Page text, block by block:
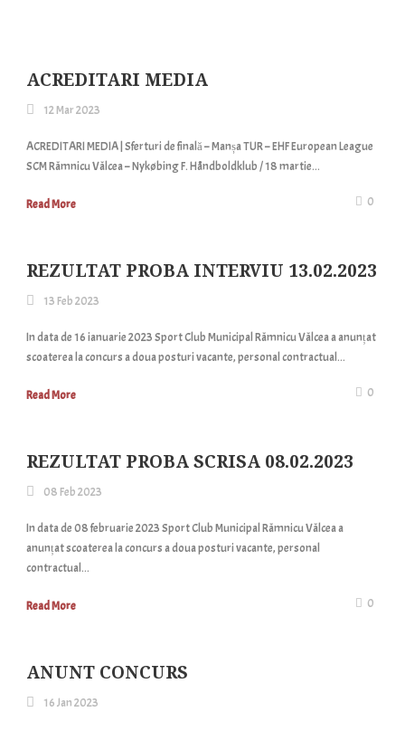
ACREDITARI MEDIA
12 Mar 2023
ACREDITARI MEDIA | Sferturi de finală – Manșa TUR – EHF European League
SCM Râmnicu Vâlcea – Nykøbing F. Håndboldklub / 18 martie...
Read More 0
REZULTAT PROBA INTERVIU 13.02.2023
13 Feb 2023
In data de 16 ianuarie 2023 Sport Club Municipal Râmnicu Vâlcea a anunțat
scoaterea la concurs a doua posturi vacante, personal contractual...
Read More 0
REZULTAT PROBA SCRISA 08.02.2023
08 Feb 2023
In data de 08 februarie 2023 Sport Club Municipal Râmnicu Vâlcea a
anunțat scoaterea la concurs a doua posturi vacante, personal
contractual...
Read More 0
ANUNT CONCURS
16 Jan 2023